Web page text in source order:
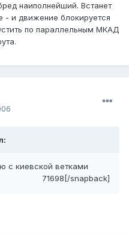
наиполнейший. Встанет
- и движение блокируется
по параллельным МКАД
с киевской ветками
71698[/snapback]